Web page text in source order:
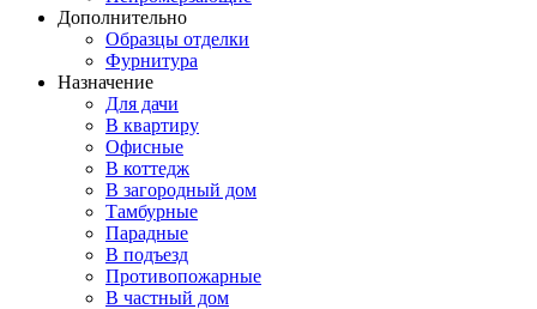
Дополнительно
Образцы отделки
Фурнитура
Назначение
Для дачи
В квартиру
Офисные
В коттедж
В загородный дом
Тамбурные
Парадные
В подъезд
Противопожарные
В частный дом